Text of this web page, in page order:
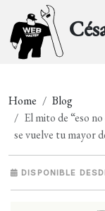
Home
Blog
El mito de “eso
se vuelve tu mayor
DISPONIBLE